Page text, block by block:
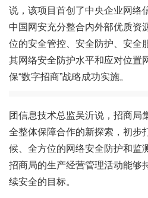
说，该项目首创了中央企业网络
中国网安充分整合内外部优质资
位的安全管控、安全防护、安全
其网络安全防护水平和应对位置
保“数字招商”战略成功实施。
团信息技术总监吴沂说，招商局
全整体保障合作的新探索，初步
候、全方位的网络安全防护和监
招商局的生产经营管理活动能够
续安全的目标。